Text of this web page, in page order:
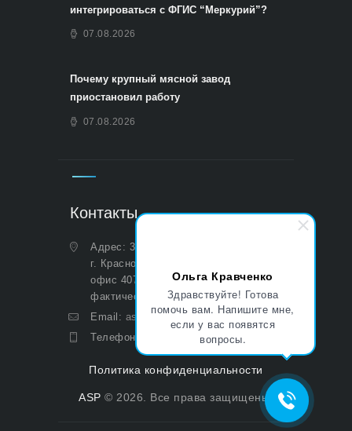
Ольга Кравченко
Здравствуйте! Готова
помочь вам. Напишите мне,
если у вас появятся
вопросы.
интегрироваться с ФГИС “Меркурий”?
07.08.2026
Почему крупный мясной завод
приостановил работу
07.08.2026
Контакты
Адрес: 350051, Краснодарский край,
г. Краснодар, ул. Дальняя, д. 27,
офис 407 (Юридический и
фактический)
Email: asp@aoasp.ru
Телефон:
+7 (499) 380-83-05
Политика конфиденциальности
ASP © 2026. Все права защищены.